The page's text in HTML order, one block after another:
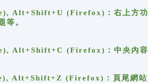
Alt+Shift+U (Firefox)：右上方功
等。
Alt+Shift+C (Firefox)：中央內容
Alt+Shift+Z (Firefox)：頁尾網站